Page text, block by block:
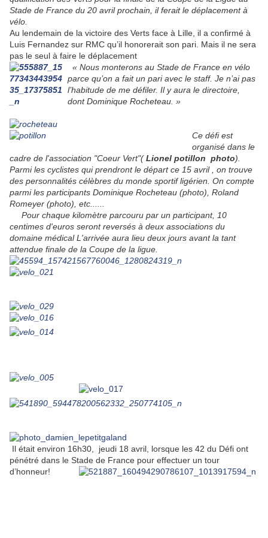
Stade de France du 20 avril prochain, il ferait le déplacement à
vélo.
Au lendemain de la victoire des Verts face à Lille, il a confirmé à
Luis Fernandez sur RMC qu’il honorerait son pari. Mais il ne sera
pas le seul à faire le déplacement
« Nous monterons au Stade de France en vélo
parce qu’on a fait un pari avec le staff. Je n’ai pas
l’habitude de me défiler. Il y aura le directoire,
dont Dominique Rocheteau. »
Ce défi est
organisé dans le
cadre de l'association "Coeur Vert"(Lionel potillon photo).
Parmi les cyclistes qui prendront le départ ce 15 avril , on trouve
des personnalités célèbres du monde sportif ligérien. On compte
parmi les participants Dominique Rocheteau (photo), Roland
Romeyer (photo), etc......
Pour chaque kilomètre parcouru par un participant, 10
centimes d'euros seront reversés à deux associations du
domaine médical L'arrivée aura lieu deux jours avant la tant
attendue finale de la Coupe de la ligue.
Il était environ 16h30, jeudi 18 avril, lorsque les 42 du Défi ont
pénétré dans le Stade de France pour effectuer un tour
d’honneur!